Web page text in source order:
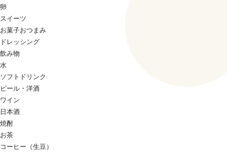
卵
スイーツ
お菓子おつまみ
ドレッシング
飲み物
水
ソフトドリンク
ビール・洋酒
ワイン
日本酒
焼酎
お茶
コーヒー（生豆）